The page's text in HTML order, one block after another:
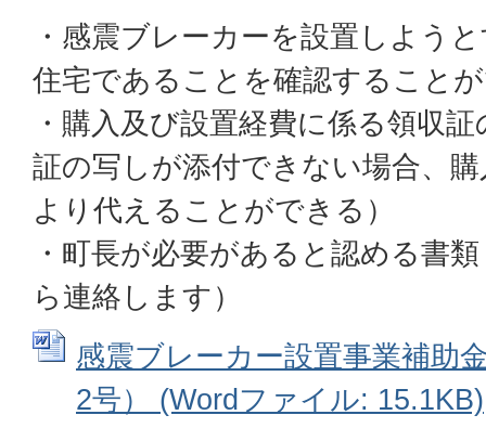
・感震ブレーカーを設置しよう
住宅であることを確認すること
・購入及び設置経費に係る領収
証の写しが添付できない場合、
より代えることができる）
・町長が必要があると認める書
ら連絡します）
感震ブレーカー設置事業補助
2号） (Wordファイル: 15.1KB)